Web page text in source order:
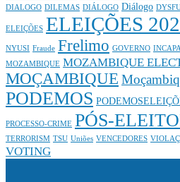
DIALOGO DILEMAS DIÁLOGO Diálogo
ELEIÇÕES ELEIÇÕES
NYUSI Fraude Frelimo GOVERNO
MOZAMBIQUE MOZAMBIQUE
MOÇAMBIQUE
PODEMOS
PROCESSO-CRIME PÓS-
TERRORISM TSU Uniões VENCEDORES
VOTING